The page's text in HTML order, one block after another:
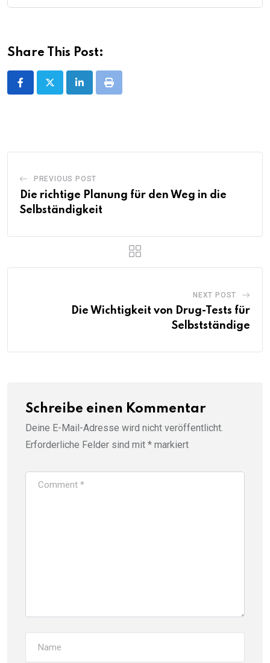
Share This Post:
LinkedInPrint
PREVIOUS POST
Die richtige Planung für den Weg in die
Selbständigkeit
NEXT POST
Die Wichtigkeit von Drug-Tests für
Selbstständige
Schreibe einen Kommentar
Deine E-Mail-Adresse wird nicht veröffentlicht.
Erforderliche Felder sind mit * markiert